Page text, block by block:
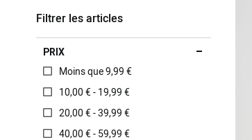
Filtrer les articles
PRIX
Moins que 9,99 €
10,00 € - 19,99 €
20,00 € - 39,99 €
40,00 € - 59,99 €